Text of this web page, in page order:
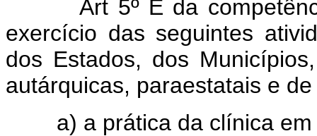
Art 5º É da
exercício das seguintes
dos Estados, dos
autárquicas, paraestatais e
a) a prática da clínica em